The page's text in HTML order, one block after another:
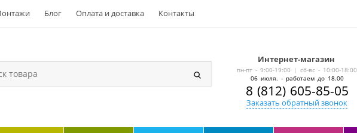
Блог Оплата и доставка Контакты
Интернет-магазин
-
пн-пт - 9:00-19:00 | сб-вс - 10:00-18:00
06 июля. - работаем до 18.00
8 (812) 605-85-05
Заказать обратный звонок